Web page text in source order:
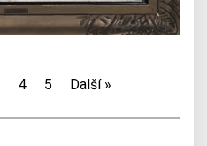
4 5 Další »